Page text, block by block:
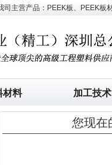
司主营产品：PEEK板、PEEK板
材料 加工技术
您现在